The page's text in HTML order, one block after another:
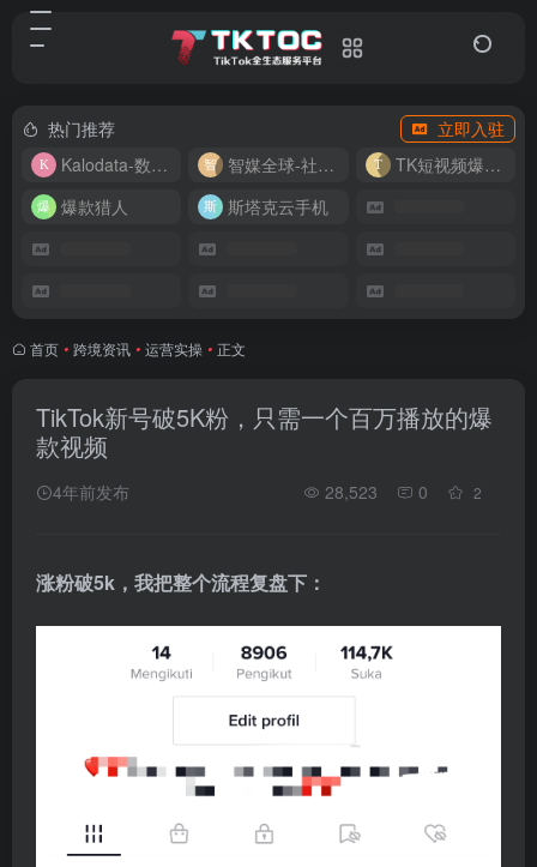
热门推荐
立即入驻
Kalodata-数据分析平台
智媒全球-社媒管理平台
TK短视频爆款复刻
爆款猎人
斯塔克云手机
首页 • 跨境资讯 • 运营实操 • 正文
TikTok新号破5K粉，只需一个百万播放的爆
款视频
4年前发布 28,523 0 2
涨粉破5k，我把整个流程复盘下：